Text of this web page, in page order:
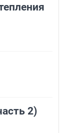
2)